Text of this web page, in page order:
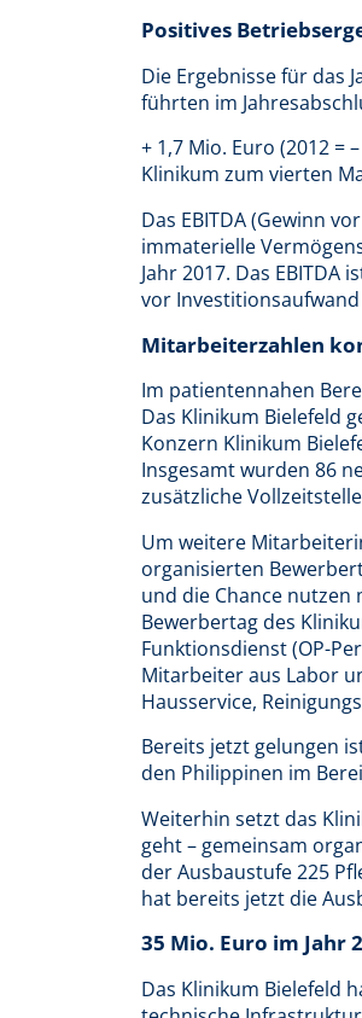
Positives
Die Ergebnisse für das
führten im
+ 1,7 Mio. Euro (2012 =
Klinikum zum vierten
Das EBITDA (Gewinn
immaterielle
Jahr 2017. Das
vor
Mitarbeiterzahlen
Im patientennahen
Das Klinikum Bielefeld
Konzern Klinikum
Insgesamt wurden 86
zusätzliche
Um weitere
organisierten
und die Chance
Bewerbertag des
Funktionsdienst (OP-
Mitarbeiter aus Labor
Hausservice,
Bereits jetzt gelungen
den Philippinen im
Weiterhin setzt das
geht – gemeinsam
der Ausbaustufe 225
hat bereits jetzt die
35 Mio. Euro im Jahr
Das Klinikum Bielefeld